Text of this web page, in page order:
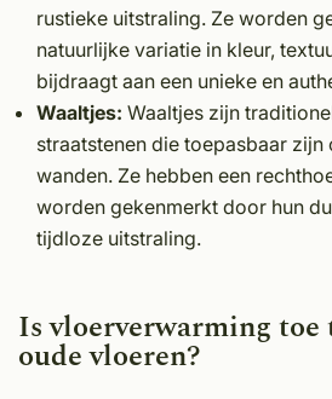
rustieke uitstraling. Ze worden
natuurlijke variatie in kleur,
bijdraagt aan een unieke en
Waaltjes: Waaltjes zijn
straatstenen die toepasbaar
wanden. Ze hebben een
worden gekenmerkt door hun
tijdloze uitstraling.
Is vloerverwarming toe
oude vloeren?